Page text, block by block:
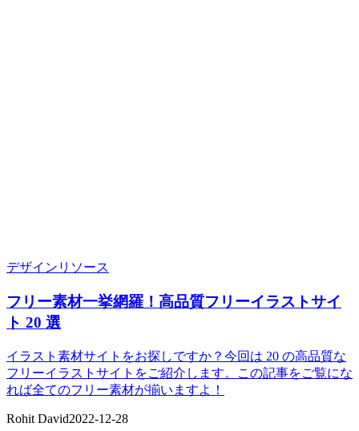
デザインリソース
フリー素材一挙網羅！高品質フリーイラストサイ
ト 20 選
イラスト素材サイトをお探しですか？今回は 20 の高品質な
フリーイラストサイトをご紹介します。この記事をご覧にな
れば全てのフリー素材が揃いますよ！
Rohit David2022-12-28